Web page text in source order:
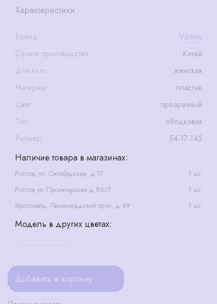
Характеристики
Бренд
Victory
Страна производства
Китай
Для кого
женская
Материал
пластик
Цвет
прозрачный
Тип
ободковая
Размер
54-17-145
Наличие товара в магазинах:
Ростов, ул. Октябрьская, д 17
1 шт.
Ростов ул. Пролетарская д 86/7
1 шт.
Ярославль, Ленинградский пр-кт, д 49
1 шт.
Модель в других цветах:
Добавить в корзину